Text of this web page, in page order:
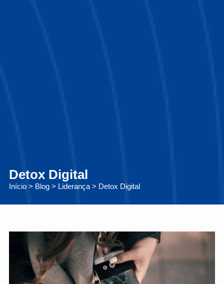
Detox Digital
Início > Blog > Liderança > Detox Digital